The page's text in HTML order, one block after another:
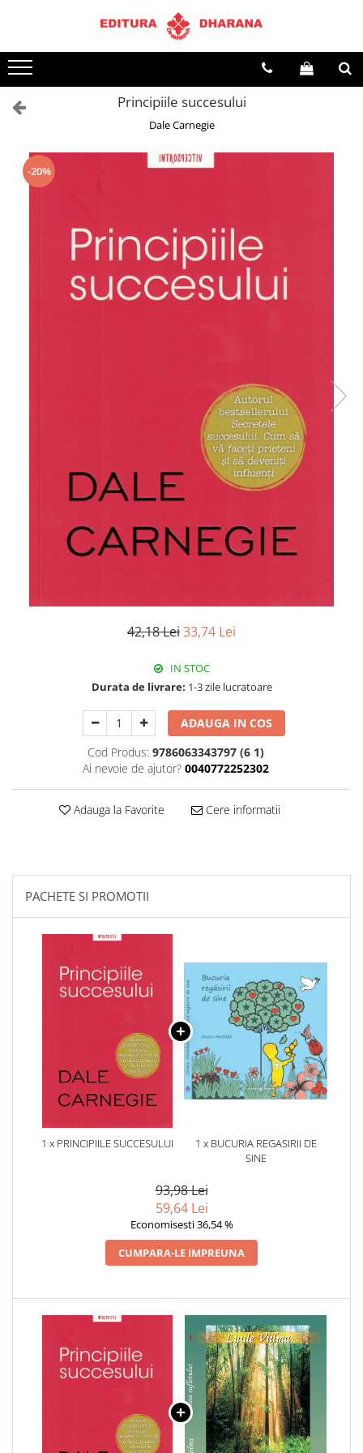
Toate Produsele
CARTI EDITURA DHARANA
OFERTE LA PACHET
Terapii
Dietoterapie
AUDIOBOOK
Business, Economie
Carti pentru copii
Principiile succesului
Dale Carnegie
-20%
42,18 Lei33,74 Lei
IN STOC
Durata de livrare: 1-3 zile lucratoare
ADAUGA IN COS
Cod Produs: 9786063343797 (6 1)
Ai nevoie de ajutor? 0040772252302
Adauga la Favorite Cere informatii
PACHETE SI PROMOTII
1 x PRINCIPIILE SUCCESULUI
1 x BUCURIA REGASIRII DE
SINE
93,98 Lei
59,64 Lei
Economisesti 36,54 %
CUMPARA-LE IMPREUNA